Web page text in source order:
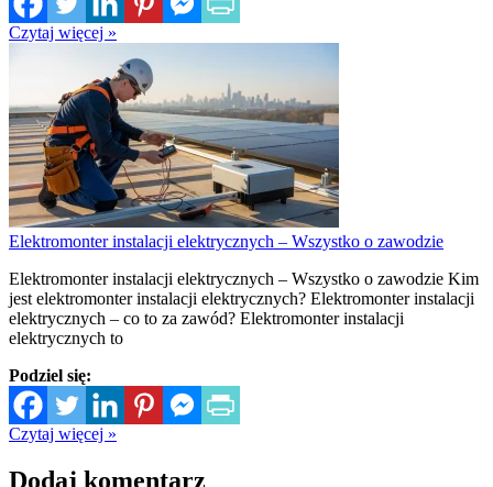
Czytaj więcej »
Elektromonter instalacji elektrycznych – Wszystko o zawodzie
Elektromonter instalacji elektrycznych – Wszystko o zawodzie Kim
jest elektromonter instalacji elektrycznych? Elektromonter instalacji
elektrycznych – co to za zawód? Elektromonter instalacji
elektrycznych to
Podziel się:
Czytaj więcej »
Dodaj komentarz